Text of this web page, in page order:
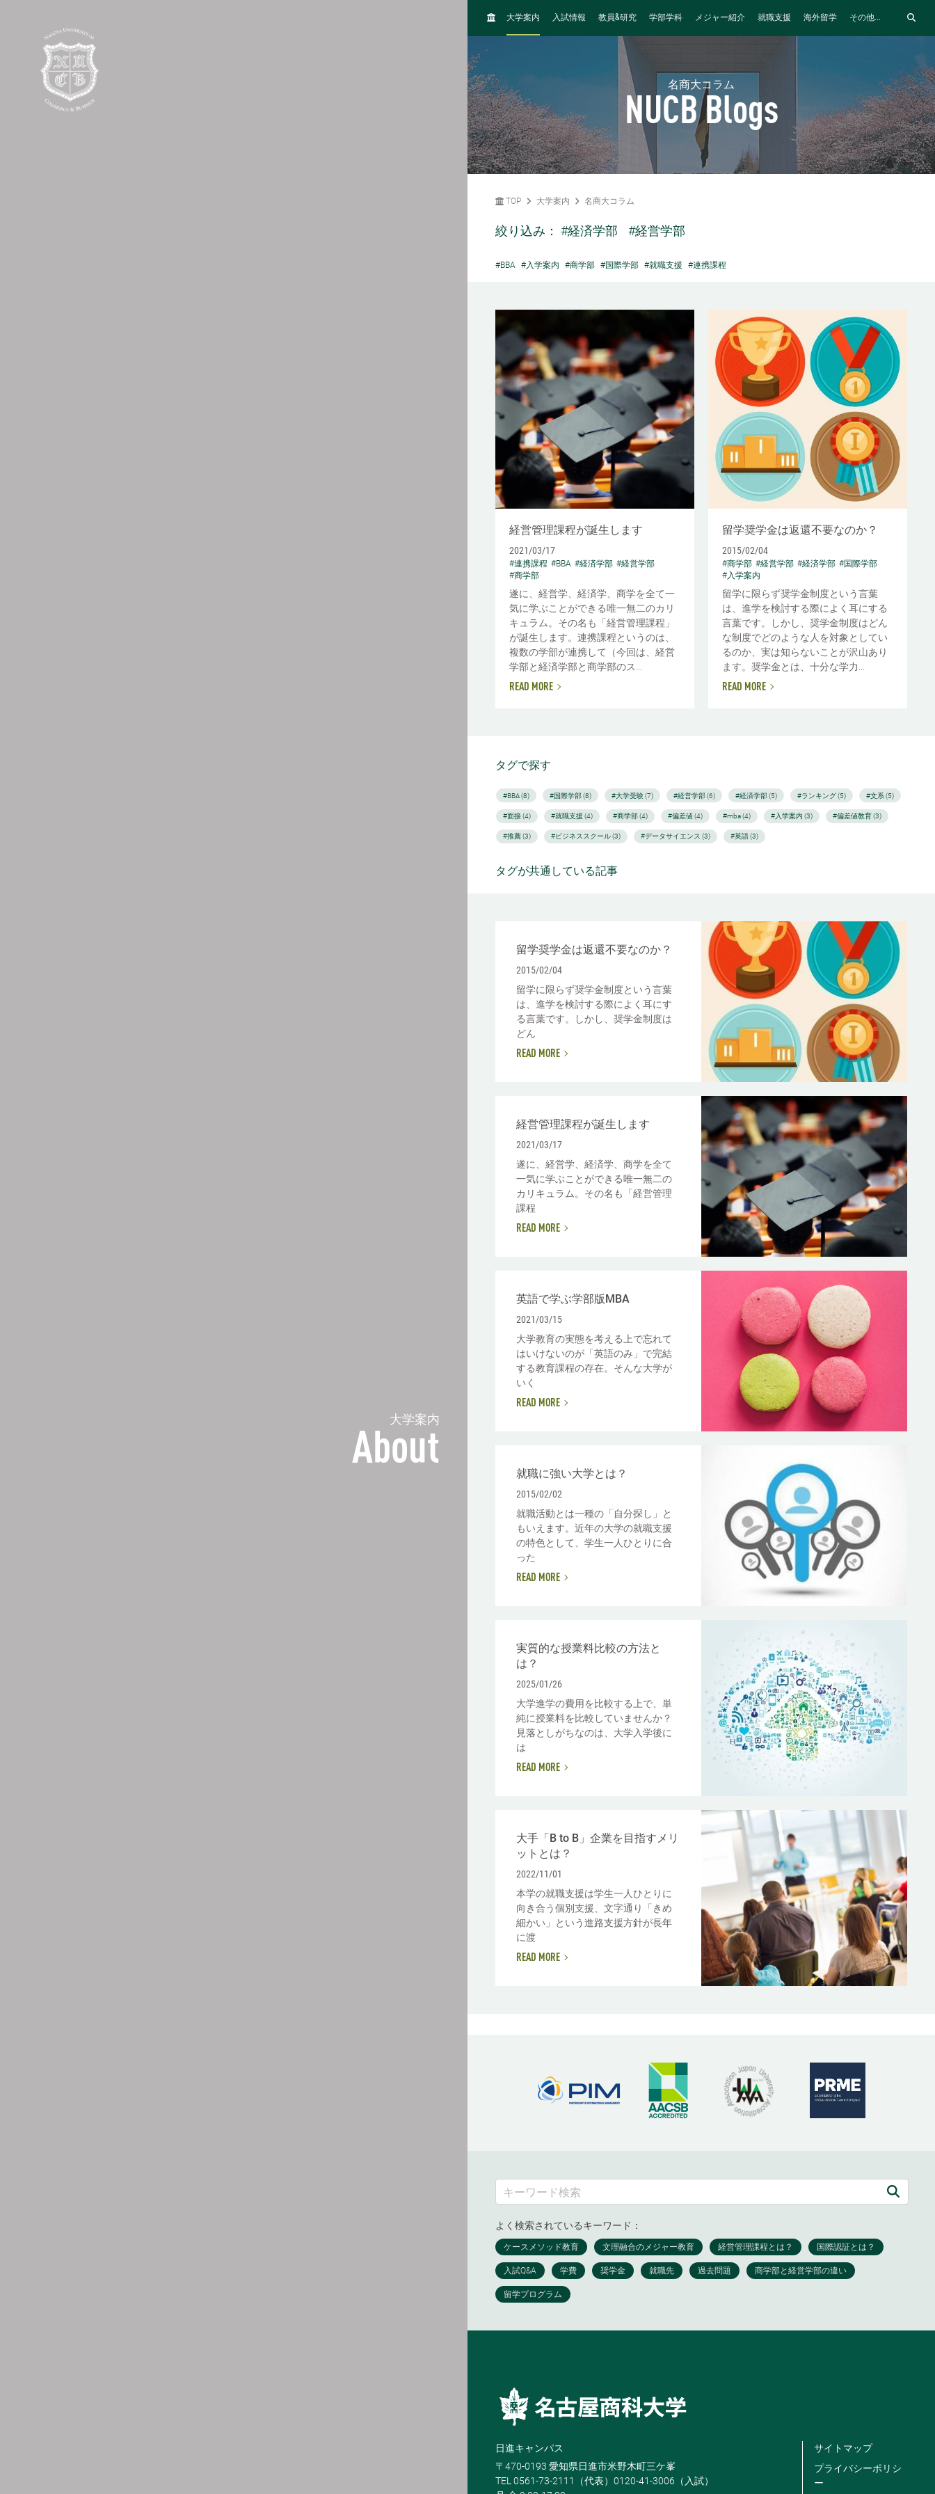
大学案内
About
H
大学案内 入試情報 教員&研究 学部学科 メジャー紹介 就職支援 海外留学 その他...
名商大コラム
NUCB Blogs
TOP 大学案内 名商大コラム
絞り込み： #経済学部 #経営学部
#BBA #入学案内 #商学部 #国際学部 #就職支援 #連携課程
経営管理課程が誕生します
2021/03/17
#連携課程 #BBA #経済学部 #経営学部
#商学部
遂に、経営学、経済学、商学を全て一
気に学ぶことができる唯一無二のカリ
キュラム。その名も「経営管理課程」
が誕生します。連携課程というのは、
複数の学部が連携して（今回は、経営
学部と経済学部と商学部のス...
READ MORE
留学奨学金は返還不要なのか？
2015/02/04
#商学部 #経営学部 #経済学部 #国際学部
#入学案内
留学に限らず奨学金制度という言葉
は、進学を検討する際によく耳にする
言葉です。しかし、奨学金制度はどん
な制度でどのような人を対象としてい
るのか、実は知らないことが沢山あり
ます。奨学金とは、十分な学力...
READ MORE
タグで探す
#BBA (8) #国際学部 (8) #大学受験 (7) #経営学部 (6) #経済学部 (5) #ランキング (5) #文系 (5)
#面接 (4) #就職支援 (4) #商学部 (4) #偏差値 (4) #mba (4) #入学案内 (3) #偏差値教育 (3)
#推薦 (3) #ビジネススクール (3) #データサイエンス (3) #英語 (3)
タグが共通している記事
留学奨学金は返還不要なのか？
2015/02/04
留学に限らず奨学金制度という言葉
は、進学を検討する際によく耳にす
る言葉です。しかし、奨学金制度は
どん
READ MORE
経営管理課程が誕生します
2021/03/17
遂に、経営学、経済学、商学を全て
一気に学ぶことができる唯一無二の
カリキュラム。その名も「経営管理
課程
READ MORE
英語で学ぶ学部版MBA
2021/03/15
大学教育の実態を考える上で忘れて
はいけないのが「英語のみ」で完結
する教育課程の存在。そんな大学が
いく
READ MORE
就職に強い大学とは？
2015/02/02
就職活動とは一種の「自分探し」と
もいえます。近年の大学の就職支援
の特色として、学生一人ひとりに合
った
READ MORE
実質的な授業料比較の方法と
は？
2025/01/26
大学進学の費用を比較する上で、単
純に授業料を比較していませんか？
見落としがちなのは、大学入学後に
は
READ MORE
大手「B to B」企業を目指すメリ
ットとは？
2022/11/01
本学の就職支援は学生一人ひとりに
向き合う個別支援、文字通り「きめ
細かい」という進路支援方針が長年
に渡
READ MORE
よく検索されているキーワード：
日進キャンパス
〒470-0193 愛知県日進市米野木町三ケ峯
TEL 0561-73-2111（代表）0120-41-3006（入試）
サイトマップ
プライバシーポリシ
ー